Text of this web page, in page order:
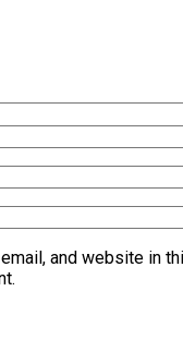
and website in